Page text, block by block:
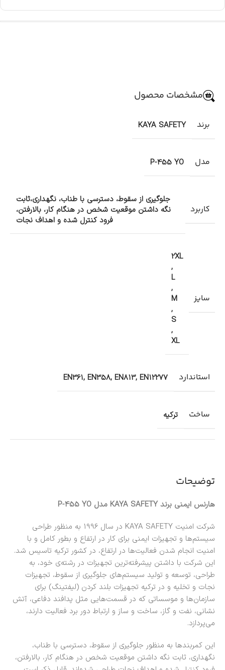
توضیحات
هارنس ایمنی برند KAYA SAFETY مدل P-455 YO
شرکت امنیت KAYA SAFETY در سال 1996 به منظور طراحی
سیستم‌ها و تجهیزات ایمنی برای کار در ارتفاع و بطور کامل و با
امنیت انجام شدن فعالیت‌ها در ارتفاع، در کشور ترکیه تاسیس شد.
این شرکت با داشتن پیشرفته‌ترین تجهیزات در رشته‌ی خود، به
طراحی، توسعه و تولید سیستم‌های جلوگیری از سقوط، تجهیزات
نجات و تخلیه و در ترکیه تجهیزات بلند کردن (لیفتینگ) برای
سازمان‌ها و موسساتی که در قسمت‌هایی مثل پدافند دفاعی، آتش
نشانی، نفت و گاز، ساخت و ساز و ارتباط دور برد فعالیت دارند،
می‌پردازد.
این کمربندها به منظور جلوگیری از سقوط، دسترسی با طناب،
نگهداری، ثابت نگه داشتن موقعیت شخص در هنگام کار، بالارفتن،
مشخصات محصول
برند KAYA SAFETY
مدل P-455 YO
کاربرد
جلوگیری از سقوط، دسترسی با طناب، نگهداری،ثابت
نگه داشتن موقعیت شخص در هنگام کار، بالارفتن،
فرود کنترل شده و اهداف نجات
سایز
2XL
,
L
,
M
,
S
,
XL
استاندارد EN361, EN358, EN813, EN12277
ساخت ترکیه